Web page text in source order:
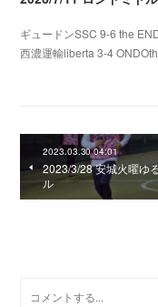
ギュードンSSC 9-6 the
西濃運輸liberta 3-4
2023.03.30 04:01
2023/3/28 安城火曜ゆ
ル